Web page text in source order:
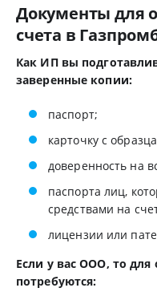
Документы для
счета в
Как ИП вы
заверенные копии:
паспорт;
карточку с
доверенность на
паспорта лиц,
средствами на
лицензии или
Если у вас ООО, то для
потребуются: